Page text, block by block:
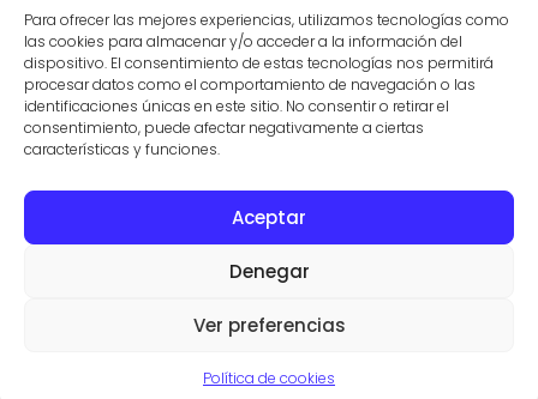
Para ofrecer las mejores experiencias, utilizamos tecnologías como
las cookies para almacenar y/o acceder a la información del
dispositivo. El consentimiento de estas tecnologías nos permitirá
procesar datos como el comportamiento de navegación o las
identificaciones únicas en este sitio. No consentir o retirar el
consentimiento, puede afectar negativamente a ciertas
características y funciones.
Aceptar
Denegar
Ver preferencias
Política de cookies
auch ein begehrter Wohnort. Mit seiner einzigartigen
Mischung aus natürlicher Schönheit, reicher
Geschichte, idyllischem Klima und lebendigem
kulturellen Leben bietet Mallorca einen Lebensstil,
den nur wenige Orte auf der Welt erreichen können.
Ein Beneidenswertes Klima Das Klima Mallorcas ist
einer seiner [...]
© IMMOBILIENMAKLER IN SES SALINESVILLAS Y FINCAS MALLORCA
Politica de privacidad·